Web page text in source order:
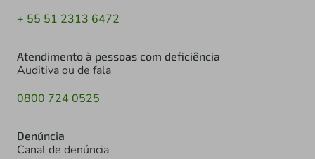
+ 55 51 2313 6472
Atendimento à pessoas com deficiência
Auditiva ou de fala
0800 724 0525
Denúncia
Canal de denúncia